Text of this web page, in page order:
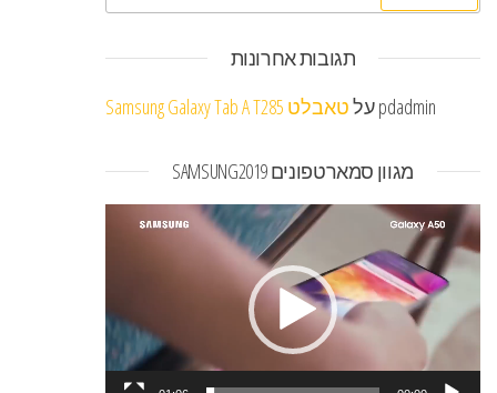
תגובות אחרונות
pdadminעלטאבלט Samsung Galaxy Tab A T285
מגוון סמארטפונים SAMSUNG2019
נגן
וידאו